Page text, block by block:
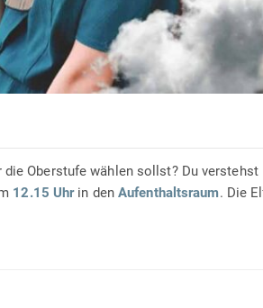
Oberstufe wählen sollst? Du
12.15 Uhrin denAufenthaltsraum. Die